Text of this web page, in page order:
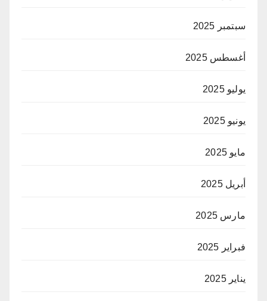
سبتمبر 2025
أغسطس 2025
يوليو 2025
يونيو 2025
مايو 2025
أبريل 2025
مارس 2025
فبراير 2025
يناير 2025